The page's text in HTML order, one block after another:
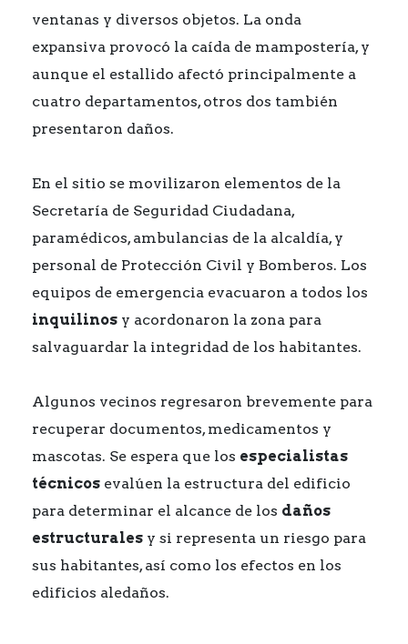
ventanas y diversos objetos. La onda
expansiva provocó la caída de mampostería, y
aunque el estallido afectó principalmente a
cuatro departamentos, otros dos también
presentaron daños.
En el sitio se movilizaron elementos de la
Secretaría de Seguridad Ciudadana,
paramédicos, ambulancias de la alcaldía, y
personal de Protección Civil y Bomberos. Los
equipos de emergencia evacuaron a todos los
inquilinos y acordonaron la zona para
salvaguardar la integridad de los habitantes.
Algunos vecinos regresaron brevemente para
recuperar documentos, medicamentos y
mascotas. Se espera que los especialistas
técnicos evalúen la estructura del edificio
para determinar el alcance de los daños
estructurales y si representa un riesgo para
sus habitantes, así como los efectos en los
edificios aledaños.